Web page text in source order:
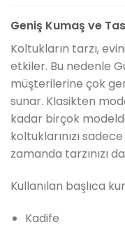
Geniş Kumaş ve
Koltukların tarzı,
etkiler. Bu nedenle
müşterilerine çok
sunar. Klasikten
kadar birçok
koltuklarınızı
zamanda tarzınızı
Kullanılan başlıca
Kadife